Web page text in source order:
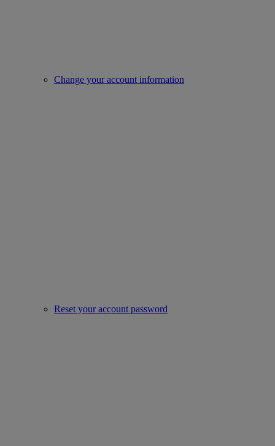
Change your account information
Reset your account password